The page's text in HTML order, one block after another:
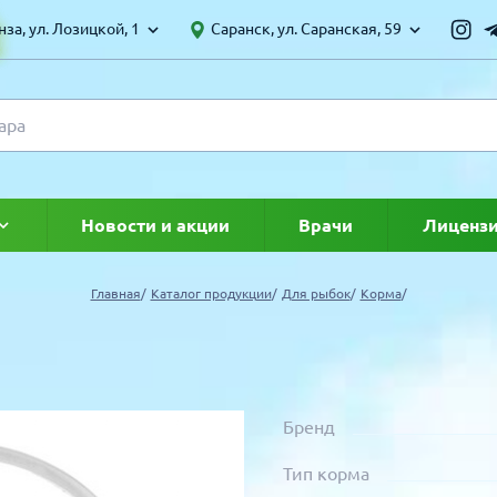
ул. Лозицкой, 1 Саранск, ул. Саранская, 59
Новости и акции Врачи
Главная Каталог продукции Для рыбок Корма
Бренд
Тип корма